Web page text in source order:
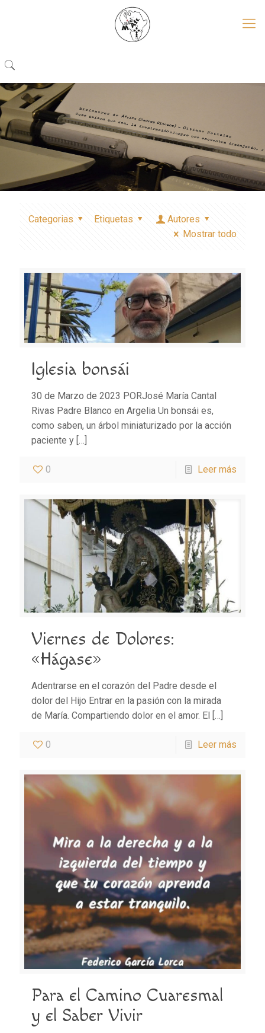
Categorias Etiquetas
Autores
Mostrar todo
Iglesia bonsái
30 de Marzo de 2023 PORJosé María Cantal
Rivas Padre Blanco en Argelia Un bonsái es,
como saben, un árbol miniaturizado por la acción
paciente y […]
0 Leer más
Viernes de Dolores:
«Hágase»
Adentrarse en el corazón del Padre desde el
dolor del Hijo Entrar en la pasión con la mirada
de María. Compartiendo dolor en el amor. El […]
0 Leer más
Para el Camino Cuaresmal
y el Saber Vivir